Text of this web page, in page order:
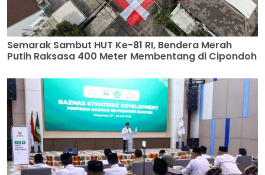
Semarak Sambut HUT Ke-81 RI, Bendera Merah
Putih Raksasa 400 Meter Membentang di Cipondoh